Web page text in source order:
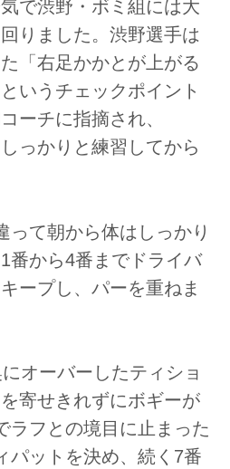
で渋野・ボミ組には大
りました。渋野選手は
「右足かかとが上がる
いうチェックポイント
ーチに指摘され、
っかりと練習してから
って朝から体はしっかり
番から4番までドライバ
ープし、パーを重ねま
オーバーしたティショ
寄せきれずにボギーが
ラフとの境目に止まった
パットを決め、続く7番